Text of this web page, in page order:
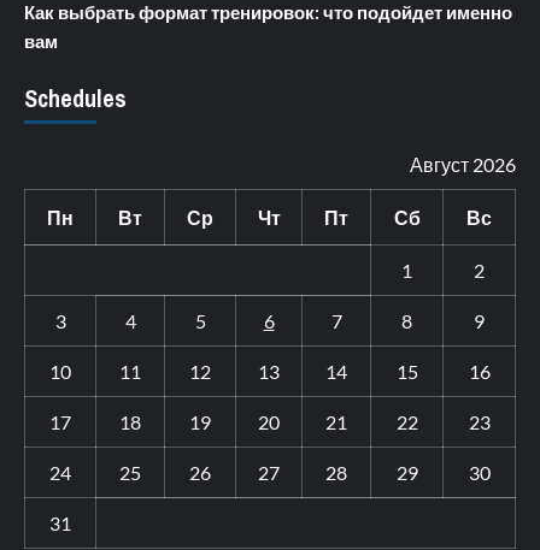
Как выбрать формат тренировок: что подойдет именно
вам
Schedules
Август 2026
Пн Вт Ср Чт Пт Сб Вс
1 2
3 4 5 6 7 8 9
10 11 12 13 14 15 16
17 18 19 20 21 22 23
24 25 26 27 28 29 30
31